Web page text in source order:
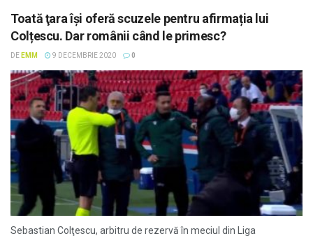
Toată ţara îşi oferă scuzele pentru afirmația lui
Colțescu. Dar românii când le primesc?
DE EMM 9 DECEMBRIE 2020 0
Sebastian Colţescu, arbitru de rezervă în meciul din Liga